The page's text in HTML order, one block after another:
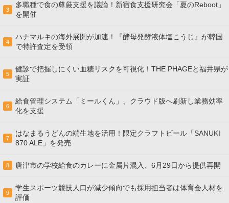
3
多職種で食の尊厳支援を議論！新宿食支援研究会「夏のReboot」
を開催
4
ハナマルキの海外展開が加速！『酵母発酵液体塩こうじ』が韓国
で特許査定を受領
5
健診で把握しにくい血糖リスクを可視化！THE PHAGEと福井県が
実証
6
給食管理システム「ミールくん」、クラウド版へ刷新し業務効率
化を支援
7
はなまるうどんの端生地を活用！限定クラフトビール「SANUKI
870 ALE」を発売
8 唐津市の学校給食のカレーに金属片混入、6月29日から提供再開
9
学生スポーツ競技人口が減少傾向でも採用担当者は体育会人材を
評価